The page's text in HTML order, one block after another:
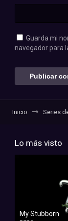
Guarda mi
navegador para
Inicio Series
Lo más visto
My Stubborn